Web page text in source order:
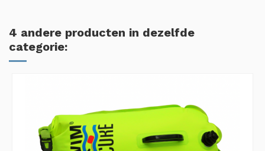
4 andere producten in dezelfde
categorie: